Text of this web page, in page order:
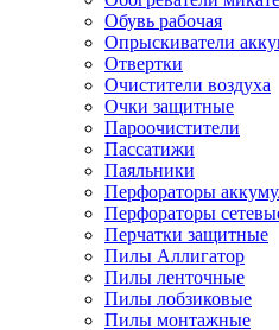
Обувь рабочая
Опрыскиватели
Отвертки
Очистители воздуха
Очки защитные
Пароочистители
Пассатижи
Паяльники
Перфораторы
Перфораторы
Перчатки защитные
Пилы Аллигатор
Пилы ленточные
Пилы лобзиковые
Пилы монтажные